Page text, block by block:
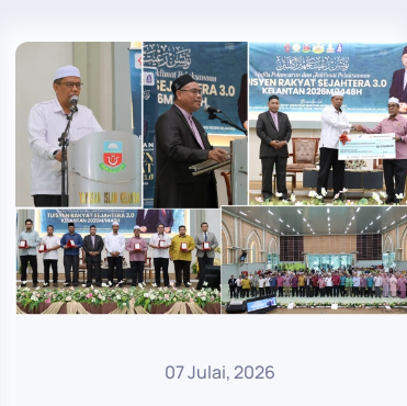
07 Julai, 2026